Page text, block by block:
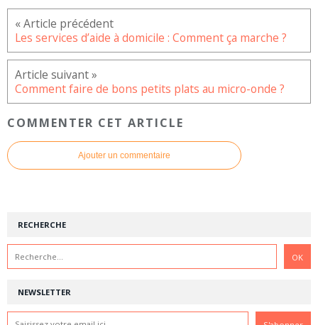
Les services d’aide à domicile : Comment ça marche ?
Comment faire de bons petits plats au micro-onde ?
COMMENTER CET ARTICLE
Ajouter un commentaire
NEWSLETTER
RECHERCHE